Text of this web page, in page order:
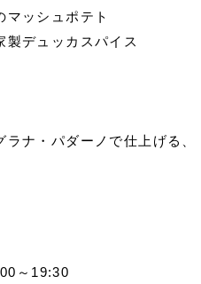
マッシュポテト
デュッカスパイス
ナ・パダーノで仕上げる、
～19:30